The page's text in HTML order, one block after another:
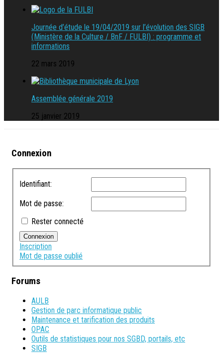
Journée d’étude le 19/04/2019 sur l’évolution des SIGB
(Ministère de la Culture / BnF / FULBI) : programme et
informations
22 mars 2019
Assemblée générale 2019
25 janvier 2019
Connexion
Identifiant:
Mot de passe:
Rester connecté
Connexion
Inscription
Mot de passe oublié
Forums
AULB
Gestion de parc informatique public
Maintenance et tarification des produits
OPAC
Outils de statistiques pour nos SGBD, portails, etc
SIGB